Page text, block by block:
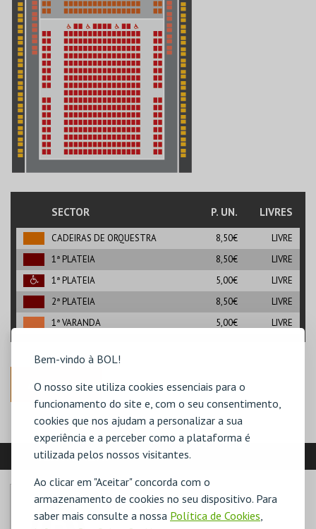
Bem-vindo à BOL!
O nosso site utiliza cookies essenciais para o
funcionamento do site e, com o seu consentimento,
cookies que nos ajudam a personalizar a sua
experiência e a perceber como a plataforma é
utilizada pelos nossos visitantes.
Ao clicar em "Aceitar" concorda com o
armazenamento de cookies no seu dispositivo. Para
saber mais consulte a nossa Política de Cookies,
SECTOR P. UN. LIVRES
CADEIRAS DE ORQUESTRA 8,50€
LIVRE
1ª PLATEIA
8,50€
LIVRE
1ª PLATEIA
5,00€
LIVRE
2ª PLATEIA
8,50€
LIVRE
1ª VARANDA
5,00€ LIVRE
ANTERIOR
VEJA AINDA: